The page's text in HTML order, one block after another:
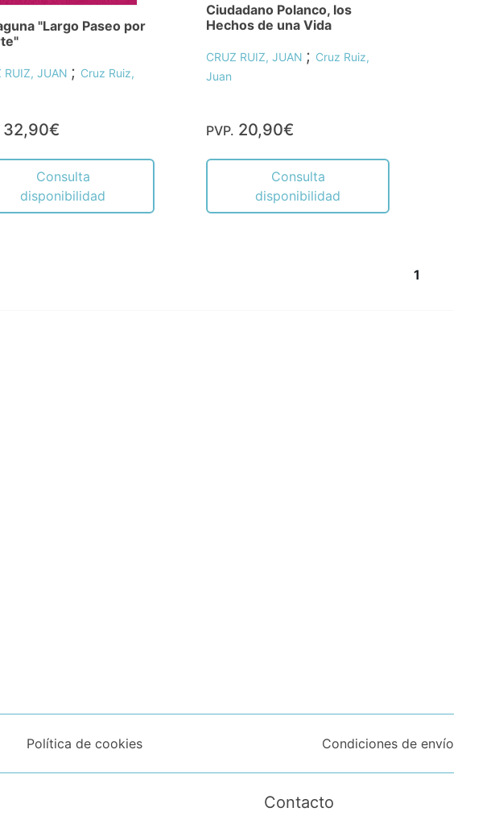
"Largo Paseo por
RUIZ, JUAN ; Cruz Ruiz,
32,90€
Consulta
disponibilidad
Ciudadano Polanco, los
Hechos de una Vida
CRUZ RUIZ, JUAN ; Cruz Ruiz,
Juan
PVP. 20,90€
Consulta
disponibilidad
1
Política de cookies Condiciones de envío
Contacto